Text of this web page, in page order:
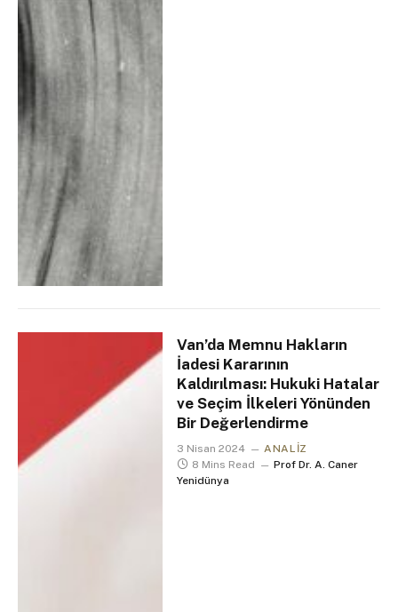
Van’da Memnu Hakların
İadesi Kararının
Kaldırılması: Hukuki Hatalar
ve Seçim İlkeleri Yönünden
Bir Değerlendirme
3 Nisan 2024
ANALIZ
8 Mins Read
Prof Dr. A. Caner
Yenidünya